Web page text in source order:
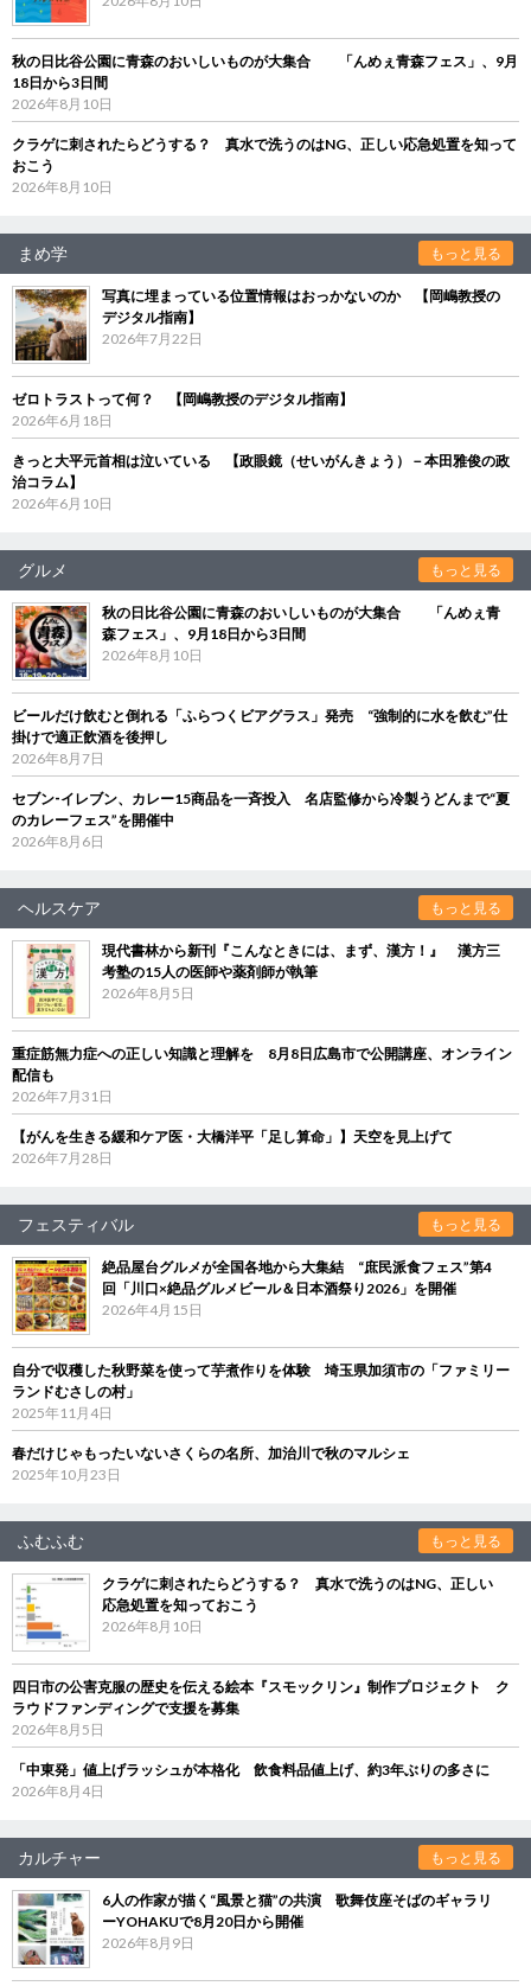
秋の日比谷公園に青森のおいしいものが大集合 「んめぇ青森フェス」、9月
18日から3日間
2026年8月10日
クラゲに刺されたらどうする？ 真水で洗うのはNG、正しい応急処置を知って
おこう
2026年8月10日
まめ学 もっと見る
写真に埋まっている位置情報はおっかないのか 【岡嶋教授の
デジタル指南】
2026年7月22日
ゼロトラストって何？ 【岡嶋教授のデジタル指南】
2026年6月18日
きっと大平元首相は泣いている 【政眼鏡（せいがんきょう）－本田雅俊の政
治コラム】
2026年6月10日
グルメ もっと見る
秋の日比谷公園に青森のおいしいものが大集合 「んめぇ青
森フェス」、9月18日から3日間
2026年8月10日
ビールだけ飲むと倒れる「ふらつくビアグラス」発売 “強制的に水を飲む”仕
掛けで適正飲酒を後押し
2026年8月7日
セブン‐イレブン、カレー15商品を一斉投入 名店監修から冷製うどんまで“夏
のカレーフェス”を開催中
2026年8月6日
ヘルスケア もっと見る
現代書林から新刊『こんなときには、まず、漢方！』 漢方三
考塾の15人の医師や薬剤師が執筆
2026年8月5日
重症筋無力症への正しい知識と理解を 8月8日広島市で公開講座、オンライン
配信も
2026年7月31日
【がんを生きる緩和ケア医・大橋洋平「足し算命」】天空を見上げて
2026年7月28日
フェスティバル もっと見る
絶品屋台グルメが全国各地から大集結 “庶民派食フェス”第4
回「川口×絶品グルメビール＆日本酒祭り2026」を開催
2026年4月15日
自分で収穫した秋野菜を使って芋煮作りを体験 埼玉県加須市の「ファミリー
ランドむさしの村」
2025年11月4日
春だけじゃもったいないさくらの名所、加治川で秋のマルシェ
2025年10月23日
ふむふむ もっと見る
クラゲに刺されたらどうする？ 真水で洗うのはNG、正しい
応急処置を知っておこう
2026年8月10日
四日市の公害克服の歴史を伝える絵本『スモックリン』制作プロジェクト ク
ラウドファンディングで支援を募集
2026年8月5日
「中東発」値上げラッシュが本格化 飲食料品値上げ、約3年ぶりの多さに
2026年8月4日
カルチャー もっと見る
6人の作家が描く“風景と猫”の共演 歌舞伎座そばのギャラリ
ーYOHAKUで8月20日から開催
2026年8月9日